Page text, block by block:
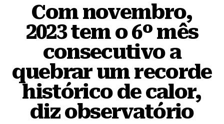
Com novembro,
2023 tem o 6º mês
consecutivo a
quebrar um recorde
histórico de calor,
diz observatório